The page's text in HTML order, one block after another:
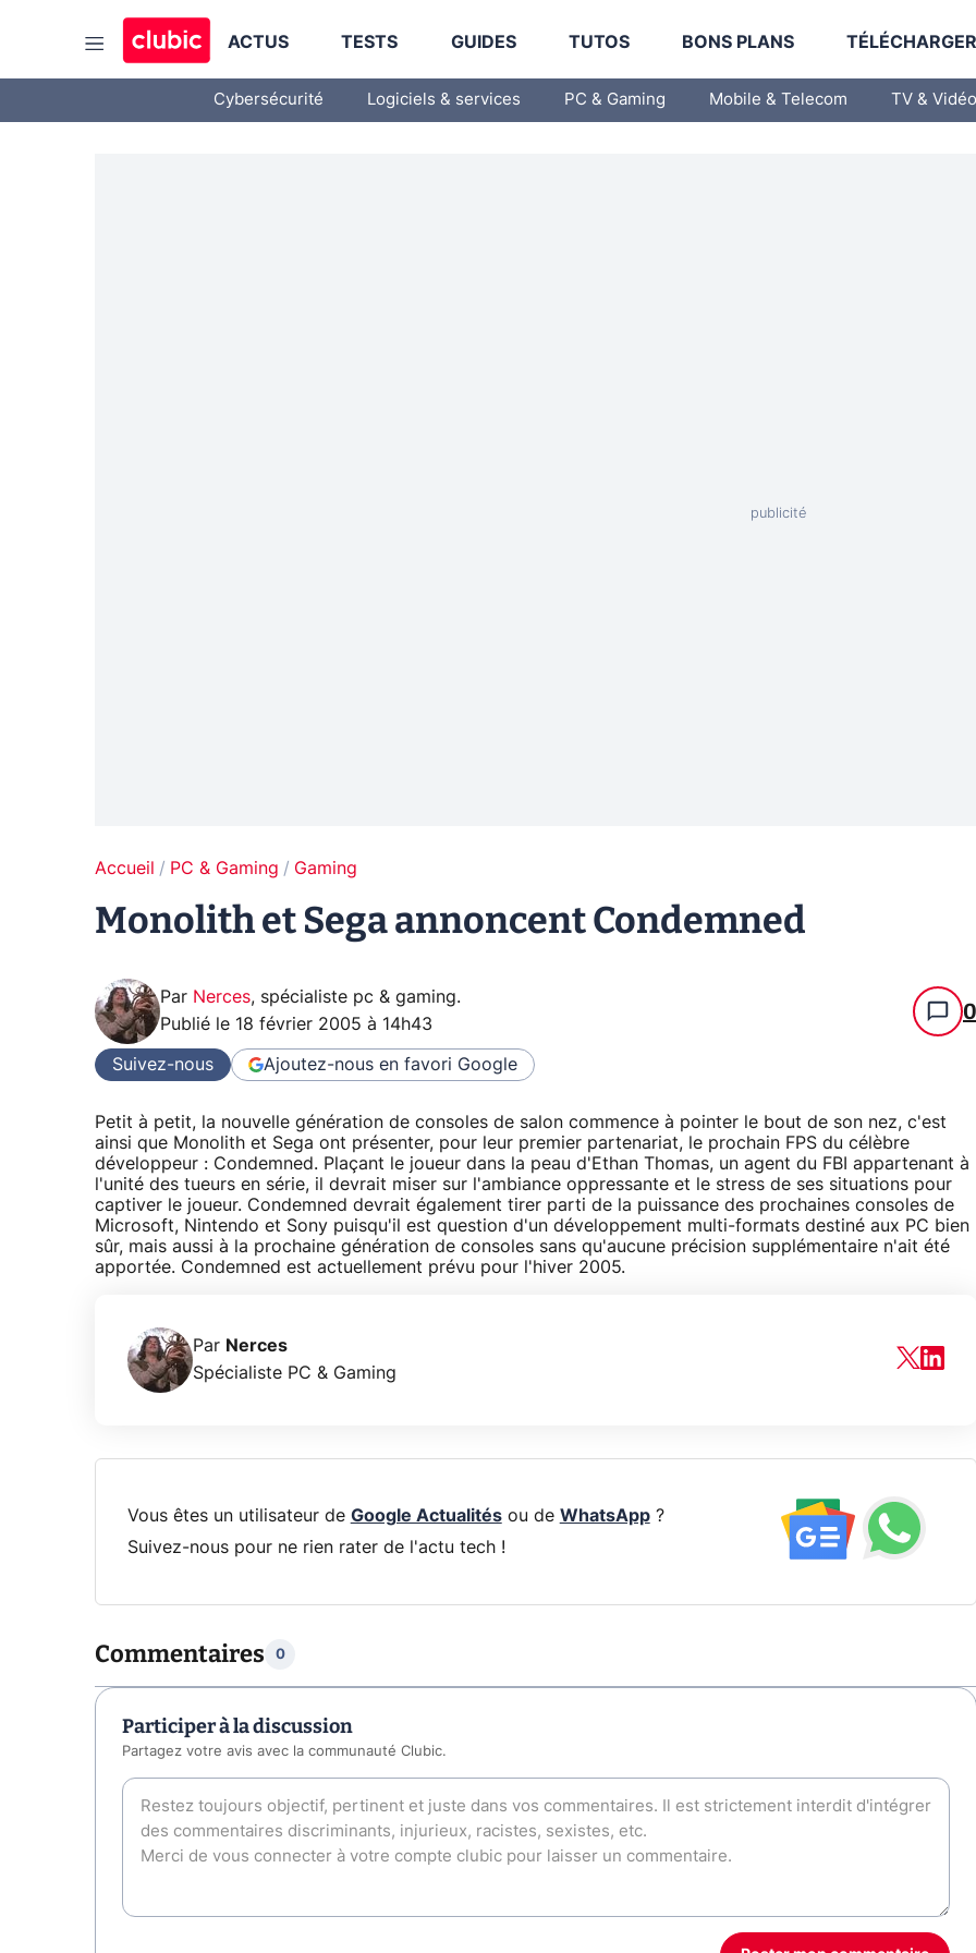
ACTUS TESTS GUIDES TUTOS BONS PLANS
Cybersécurité Logiciels & services PC & Gaming Mobile & Telecom TV & Vidéo
Accueil PC & Gaming Gaming
Monolith et Sega annoncent Condemned
Par Nerces, spécialiste pc & gaming.
Publié le 18 février 2005 à 14h43 0
Suivez-nous Ajoutez-nous en favori Google
Petit à petit, la nouvelle génération de consoles de salon commence à pointer le bout de son nez, c'est
ainsi que Monolith et Sega ont présenter, pour leur premier partenariat, le prochain FPS du célèbre
développeur : Condemned. Plaçant le joueur dans la peau d'Ethan Thomas, un agent du FBI appartenant à
l'unité des tueurs en série, il devrait miser sur l'ambiance oppressante et le stress de ses situations pour
captiver le joueur. Condemned devrait également tirer parti de la puissance des prochaines consoles de
Microsoft, Nintendo et Sony puisqu'il est question d'un développement multi-formats destiné aux PC bien
sûr, mais aussi à la prochaine génération de consoles sans qu'aucune précision supplémentaire n'ait été
apportée. Condemned est actuellement prévu pour l'hiver 2005.
Par Nerces
Spécialiste PC & Gaming
Vous êtes un utilisateur de Google Actualitésou de WhatsApp?
Suivez-nous pour ne rien rater de l'actu tech !
Commentaires 0
Participer à la discussion
Partagez votre avis avec la communauté Clubic.